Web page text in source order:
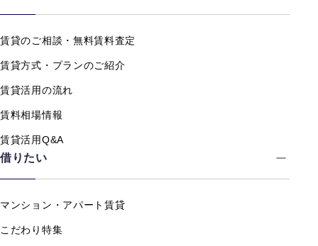
賃貸のご相談・無料賃料査定
賃貸方式・プランのご紹介
賃貸活用の流れ
賃料相場情報
賃貸活用Q&A
借りたい
マンション・アパート賃貸
こだわり特集